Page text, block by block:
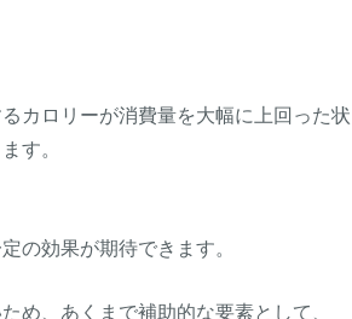
カロリーが消費量を大幅に上回った状
す。
の効果が期待できます。
め、あくまで補助的な要素として、